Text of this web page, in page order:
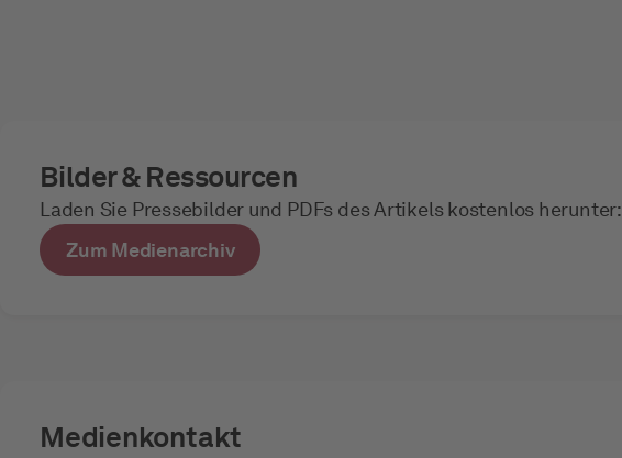
Bilder & Ressourcen
Laden Sie Pressebilder und PDFs des Artikels kostenlos herunter:
Zum Medienarchiv
Medienkontakt